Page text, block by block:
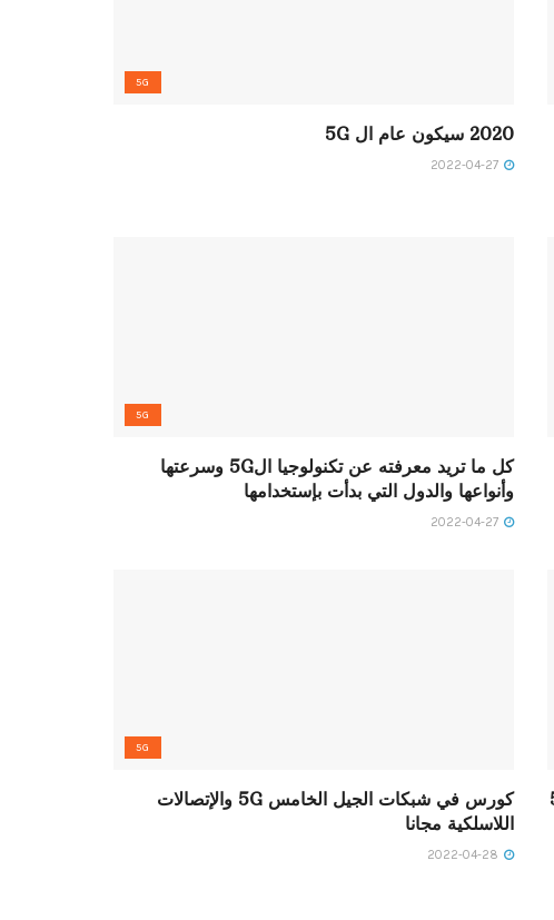
5G
2020 سيكون عام ال 5G
5G
كل ما تريد معرفته عن تكنولوجيا ال5G وسرعتها
وأنواعها والدول التي بدأت بإستخدامها
5G
كورس في شبكات الجيل الخامس 5G والإتصالات
اللاسلكية مجانا